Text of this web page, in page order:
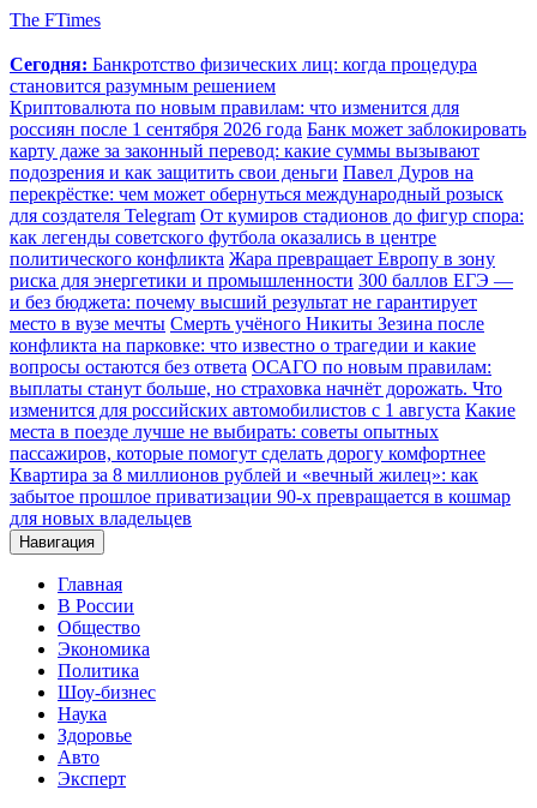
The FTimes
Сегодня: Банкротство физических лиц: когда процедура
становится разумным решением
Криптовалюта по новым правилам: что изменится для
россиян после 1 сентября 2026 года Банк может заблокировать
карту даже за законный перевод: какие суммы вызывают
подозрения и как защитить свои деньги Павел Дуров на
перекрёстке: чем может обернуться международный розыск
для создателя Telegram От кумиров стадионов до фигур спора:
как легенды советского футбола оказались в центре
политического конфликта Жара превращает Европу в зону
риска для энергетики и промышленности 300 баллов ЕГЭ —
и без бюджета: почему высший результат не гарантирует
место в вузе мечты Смерть учёного Никиты Зезина после
конфликта на парковке: что известно о трагедии и какие
вопросы остаются без ответа ОСАГО по новым правилам:
выплаты станут больше, но страховка начнёт дорожать. Что
изменится для российских автомобилистов с 1 августа Какие
места в поезде лучше не выбирать: советы опытных
пассажиров, которые помогут сделать дорогу комфортнее
Квартира за 8 миллионов рублей и «вечный жилец»: как
забытое прошлое приватизации 90-х превращается в кошмар
для новых владельцев
Навигация
Главная
В России
Общество
Экономика
Политика
Шоу-бизнес
Наука
Здоровье
Авто
Эксперт